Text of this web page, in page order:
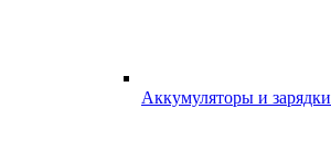
Аккумуляторы и зарядки